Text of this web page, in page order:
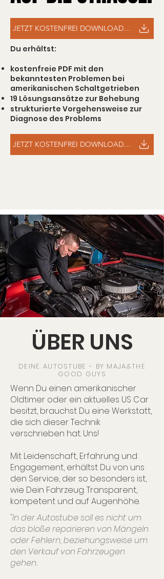
JETZT KOSTENFREI DOWNLOADEN
Du erhältst:
kostenfreie PDF mit den
bekanntesten Problemen bei
amerikanischen Schaltgetrieben
19 Lösungsansätze zur Behebung
strukturierte Vorgehensweise zur
Diagnose des Problems
JETZT KOSTENFREI DOWNLOADEN
ÜBER UNS
DEINE AUTOSTUBE - BY MAJA&THE
GOOD GUYS
Wenn Du einen amerikanischer
Oldtimer oder ein aktuelles US Car
besitzt, brauchst Du eine Werkstatt,
die sich dieser Technik
verschrieben hat. Uns!
Mit Leidenschaft, Erfahrung und
Engagement, erhältst Du von uns
den Service, der so besonders ist,
wie Dein Fahrzeug. Transparent,
kompetent und auf Augenhöhe.
"In der Autostube soll es nicht um
das bloße reparieren von Mängeln
oder Fehlern, beziehungsweise um
den Verkauf von Fahrzeugen
gehen.